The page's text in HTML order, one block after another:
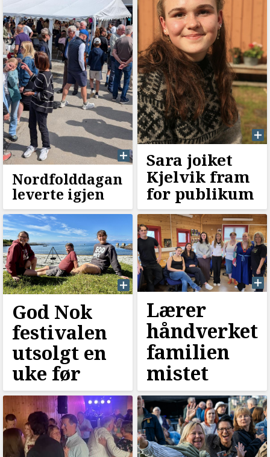
Nordfolddagan
leverte igjen
Sara joiket
Kjelvik fram
for publikum
God Nok
festivalen
utsolgt en
uke før
Lærer
håndverket
familien
mistet